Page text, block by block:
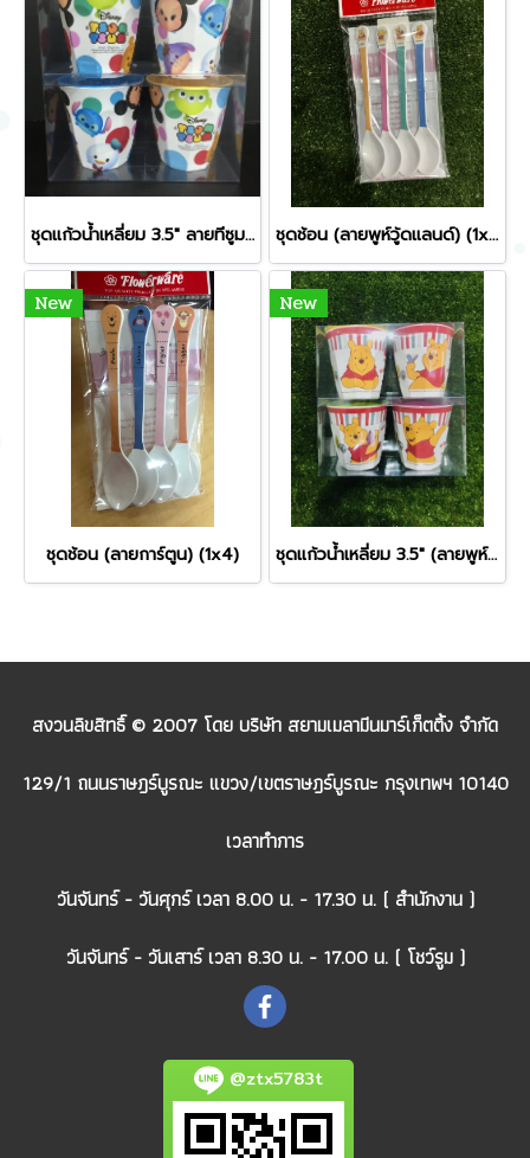
ชุดแก้วน้ำเหลี่ยม 3.5" ลายทีซูมซูม (1x4) ชุดช้อน (ลายพูห์วู้ดแลนด์) (1x4)
New
ชุดช้อน (ลายการ์ตูน) (1x4)
New
ชุดแก้วน้ำเหลี่ยม 3.5" (ลายพูห์วู้ดแลนด์)
สงวนลิขสิทธิ์ © 2007 โดย บริษัท สยามเมลามีนมาร์เก็ตติ้ง จำกัด
129/1 ถนนราษฎร์บูรณะ แขวง/เขตราษฎร์บูรณะ กรุงเทพฯ 10140
เวลาทำการ
วันจันทร์ - วันศุกร์ เวลา 8.00 น. - 17.30 น. ( สำนักงาน )
วันจันทร์ - วันเสาร์ เวลา 8.30 น. - 17.00 น. ( โชว์รูม )
@ztx5783t